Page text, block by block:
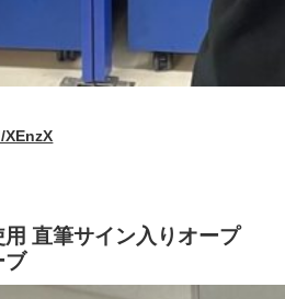
直筆サイン入りオープ
ブ